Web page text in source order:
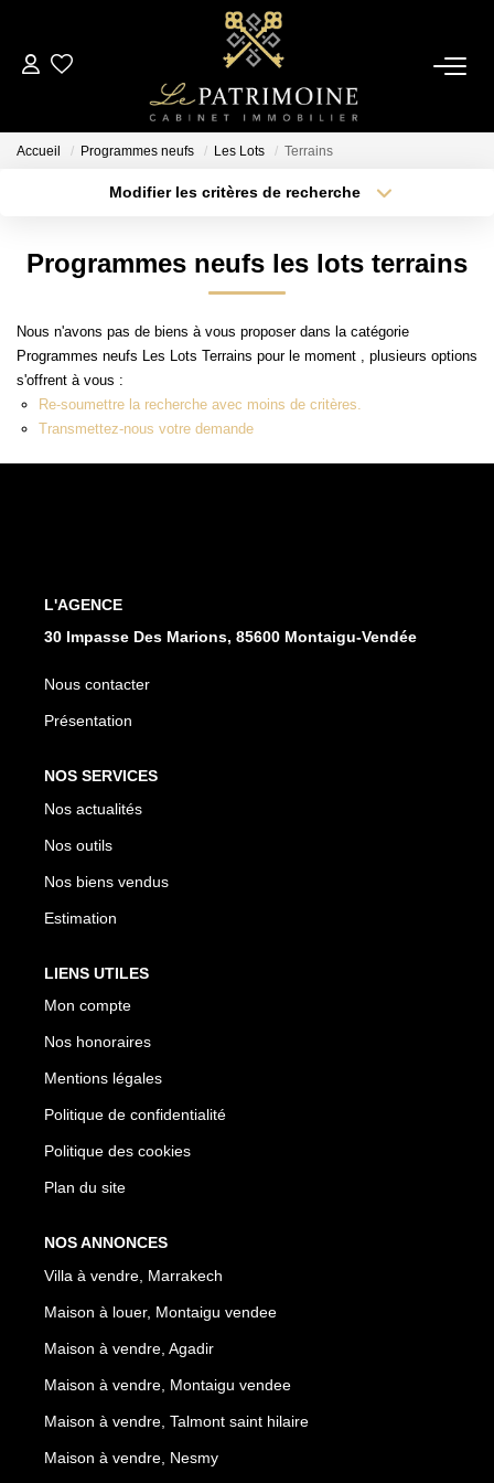
ACCUEIL
Ventes
Locations
ESTIMATION
Accueil Programmes neufs Les Lots Terrains
Modifier les critères de recherche
Sélectionnez...
Type de bien
Budget max Plus de critères
Programmes neufs les lots terrains
Nous n'avons pas de biens à vous proposer dans la catégorie
Programmes neufs Les Lots Terrains pour le moment , plusieurs options
s'offrent à vous :
Re-soumettre la recherche avec moins de critères.
Transmettez-nous votre demande
L'AGENCE
30 Impasse Des Marions, 85600 Montaigu-Vendée
Nous contacter
Présentation
NOS SERVICES
Nos actualités
Nos outils
Nos biens vendus
Estimation
LIENS UTILES
Mon compte
Nos honoraires
Mentions légales
Politique de confidentialité
Politique des cookies
Plan du site
NOS ANNONCES
Villa à vendre, Marrakech
Maison à louer, Montaigu vendee
Maison à vendre, Agadir
Maison à vendre, Montaigu vendee
Maison à vendre, Talmont saint hilaire
Maison à vendre, Nesmy